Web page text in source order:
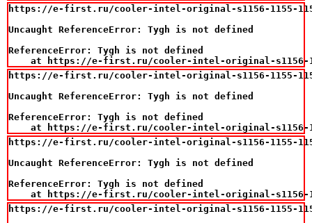
https://e-first.ru/cooler-intel-original-s1156-1155-
Uncaught ReferenceError: Tygh is not defined
ReferenceError: Tygh is not defined
at https://e-first.ru/cooler-intel-original-
https://e-first.ru/cooler-intel-original-s1156-1155-1150-
Uncaught ReferenceError: Tygh is not defined
ReferenceError: Tygh is not defined
at https://e-first.ru/cooler-intel-original-
https://e-first.ru/cooler-intel-original-s1156-1155-
Uncaught ReferenceError: Tygh is not defined
ReferenceError: Tygh is not defined
at https://e-first.ru/cooler-intel-original-
https://e-first.ru/cooler-intel-original-s1156-1155-